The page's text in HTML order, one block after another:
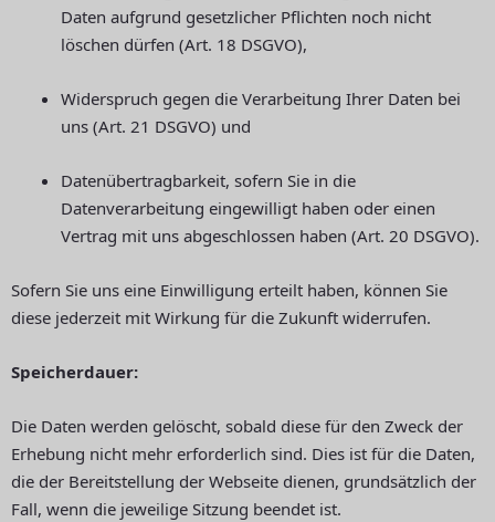
Daten aufgrund gesetzlicher Pflichten noch nicht
löschen dürfen (Art. 18 DSGVO),
Widerspruch gegen die Verarbeitung Ihrer Daten bei
uns (Art. 21 DSGVO) und
Datenübertragbarkeit, sofern Sie in die
Datenverarbeitung eingewilligt haben oder einen
Vertrag mit uns abgeschlossen haben (Art. 20 DSGVO).
Sofern Sie uns eine Einwilligung erteilt haben, können Sie
diese jederzeit mit Wirkung für die Zukunft widerrufen.
Speicherdauer:
Die Daten werden gelöscht, sobald diese für den Zweck der
Erhebung nicht mehr erforderlich sind. Dies ist für die Daten,
die der Bereitstellung der Webseite dienen, grundsätzlich der
Fall, wenn die jeweilige Sitzung beendet ist.